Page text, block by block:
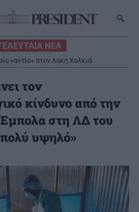
ΝΕΑ
«αντίο» στον Λάκη Χαλκιά
τον
κίνδυνο από την
στη ΛΔ του
υψηλό»